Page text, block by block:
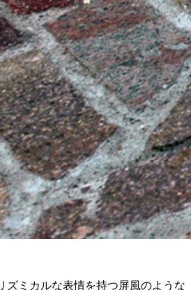
ズミカルな表情を持つ屏風のような